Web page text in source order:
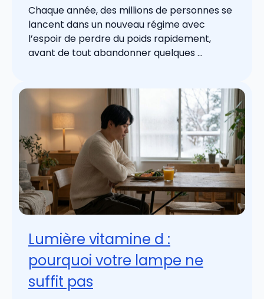
Chaque année, des millions de personnes se
lancent dans un nouveau régime avec
l’espoir de perdre du poids rapidement,
avant de tout abandonner quelques ...
Lumière vitamine d :
pourquoi votre lampe ne
suffit pas